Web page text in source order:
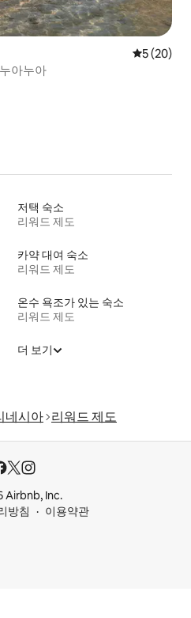
평점 5점(5
5 (20)
아누아
저택 숙소
리워드 제도
카약 대여 숙소
리워드 제도
온수 욕조가 있는 숙소
리워드 제도
더 보기
네시아 리워드 제도
Airbnb, Inc.
방침
이용약관